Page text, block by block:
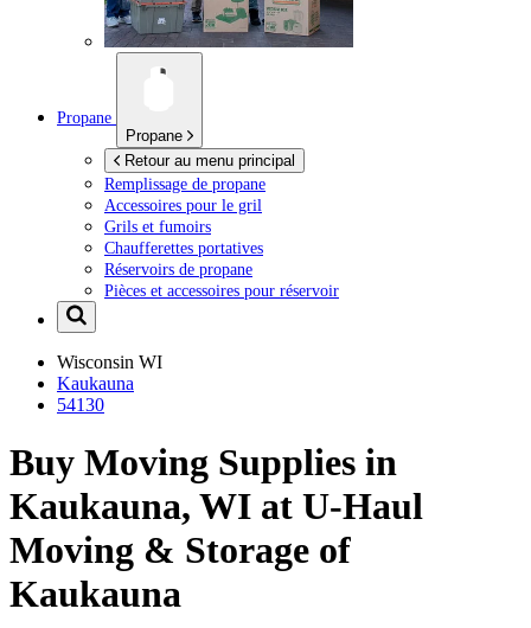
Propane
Propane
Retour au menu principal
Remplissage de propane
Accessoires pour le gril
Grils et fumoirs
Chaufferettes portatives
Réservoirs de propane
Pièces et accessoires pour réservoir
Wisconsin WI
Kaukauna
54130
Buy Moving Supplies in
Kaukauna, WI at U-Haul
Moving & Storage of
Kaukauna